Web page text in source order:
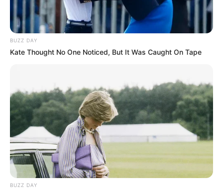
BUZZ DAY
Kate Thought No One Noticed, But It Was Caught On Tape
BUZZ DAY